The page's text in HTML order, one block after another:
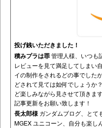
投げ銭いただきました！
積みプラは罪管理人様、いつも
レビューを見て満足してしまい
イの制作をされるどの事でした
どされて見ては如何でしょうか
ど楽しみながら見させて頂きま
記事更新をお願い致します！
長太郎様 ガンダムブログ、とて
MGEX ユニコーン、自分も楽し